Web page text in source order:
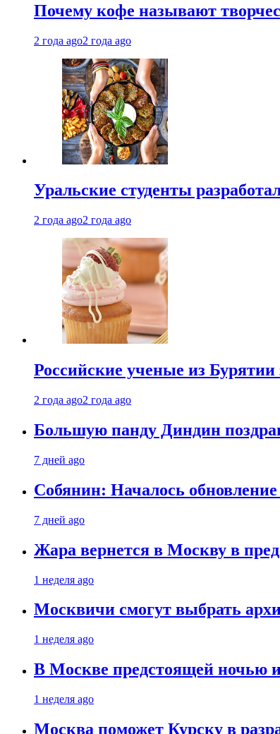
Почему кофе называют
2 года ago2 года ago
Уральские студенты
2 года ago2 года ago
Российские ученые из Бурятии
2 года ago2 года ago
Большую панду Диндин
7 дней ago
Собянин: Началось
7 дней ago
Жара вернется в Москву в
1 неделя ago
Москвичи смогут выбрать
1 неделя ago
В Москве предстоящей ночью
1 неделя ago
Москва поможет Курску в